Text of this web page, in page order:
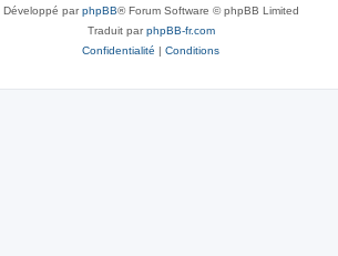
Développé parphpBB® Forum Software © phpBB Limited
Traduit parphpBB-fr.com
Confidentialité | Conditions